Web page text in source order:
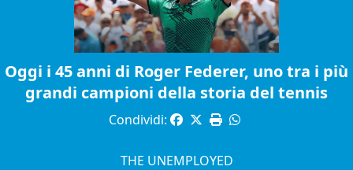
Oggi i 45 anni di Roger Federer, uno tra i più
grandi campioni della storia del tennis
Condividi:
THE UNEMPLOYED